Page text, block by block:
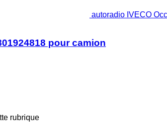
autoradio IVECO
pour camion
rubrique